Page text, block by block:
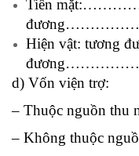
Tiền
Hiện vật:
d) Vốn viện trợ:
– Thuộc nguồn thu
– Không thuộc